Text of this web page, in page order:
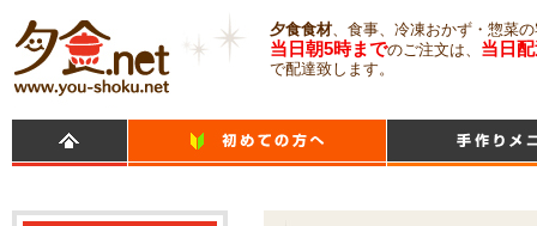
夕食食材、食事、冷凍おかず・惣菜
当日朝5時までのご注文は、 当日
で配達致します。